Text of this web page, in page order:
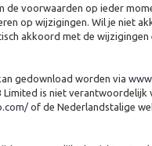
de voorwaarden op ieder
op wijzigingen. Wil je niet
akkoord met de wijzigingen
gedownload worden via
Limited is niet verantwoordelijk
of de Nederlandstalige